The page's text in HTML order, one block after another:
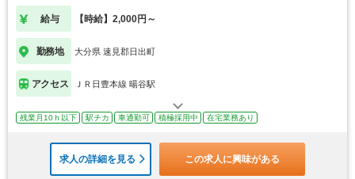
給与 【時給】2,000円～
勤務地 大分県 速見郡日出町
アクセス ＪＲ日豊本線 暘谷駅
残業月10ｈ以下 駅チカ 車通勤可 積極採用中 在宅業務あり
求人の詳細を見る この求人に興味がある